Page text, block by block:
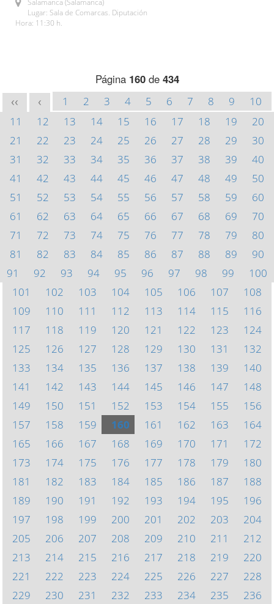
Salamanca (Salamanca)
Lugar: Sala de Comarcas. Diputación
Hora: 11:30 h.
Página 160de 434
<< < 1 2 3 4 5 6 7 8 9
10
11
12 13 14 15 16 17 18 19
20
21
22 23 24 25 26 27 28 29
30
31
32 33 34 35 36 37 38 39
40
41
42 43 44 45 46 47 48 49
50
51
52 53 54 55 56 57 58 59
60
61
62 63 64 65 66 67 68 69
70
71
72 73 74 75 76 77 78 79
80
81
82 83 84 85 86 87 88 89
90
91
92 93 94 95 96 97 98 99
100
101
102 103 104 105 106 107
108
109
110 111 112 113 114 115
116
117
118 119 120 121 122 123
124
125
126 127 128 129 130 131
132
133
134 135 136 137 138 139
140
141
142 143 144 145 146 147
148
149
150 151 152 153 154 155
156
157
158 159 160 161 162 163
164
165
166 167 168 169 170 171
172
173
174 175 176 177 178 179
180
181
182 183 184 185 186 187
188
189
190 191 192 193 194 195
196
197
198 199 200 201 202 203
204
205
206 207 208 209 210 211
212
213
214 215 216 217 218 219
220
221
222 223 224 225 226 227
228
229
230 231 232 233 234 235
236